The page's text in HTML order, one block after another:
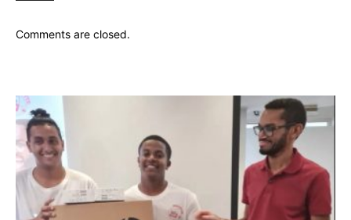
Comments are closed.